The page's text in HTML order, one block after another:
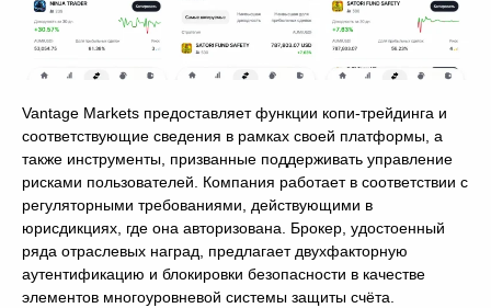
Vantage Markets предоставляет функции копи-трейдинга и
соответствующие сведения в рамках своей платформы, а
также инструменты, призванные поддерживать управление
рисками пользователей. Компания работает в соответствии с
регуляторными требованиями, действующими в
юрисдикциях, где она авторизована. Брокер, удостоенный
ряда отраслевых наград, предлагает двухфакторную
аутентификацию и блокировки безопасности в качестве
элементов многоуровневой системы защиты счёта.